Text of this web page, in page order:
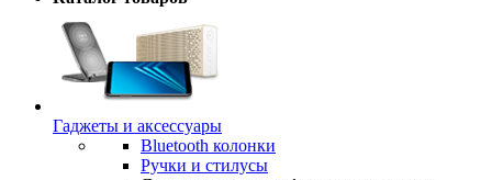
Гаджеты и аксессуары
Bluetooth колонки
Ручки и стилусы